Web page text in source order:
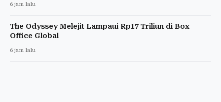
6 jam lalu
The Odyssey Melejit Lampaui Rp17 Triliun di Box
Office Global
6 jam lalu